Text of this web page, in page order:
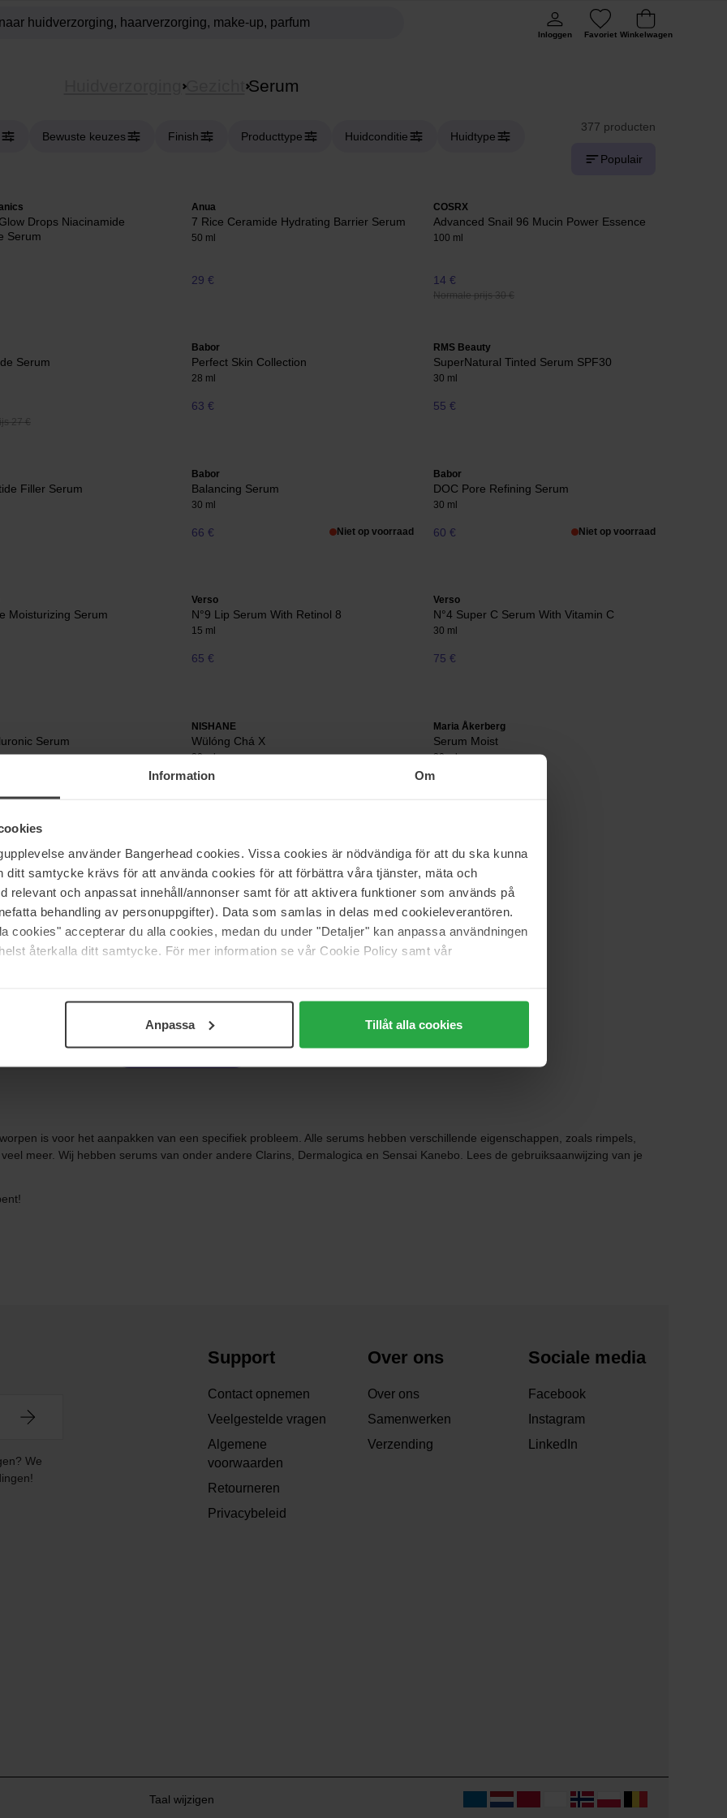
Information Om
använder Bangerhead cookies. Vissa cookies är nödvändiga för att du ska kunna
ditt samtycke krävs för att använda cookies för att förbättra våra tjänster, mäta och
relevant och anpassat innehåll/annonser samt för att aktivera funktioner som används på
behandling av personuppgifter). Data som samlas in delas med cookieleverantören.
cookies" accepterar du alla cookies, medan du under "Detaljer" kan anpassa användningen
återkalla ditt samtycke. För mer information se vår Cookie Policy samt vår
Anpassa Tillåt alla cookies
Inloggen Favoriet Winkelwagen
Gezicht Serum
Bewuste keuzes Finish Producttype Huidconditie Huidtype
377 producten
Populair
Drops Niacinamide
Serum
Anua
7 Rice Ceramide Hydrating Barrier Serum
50 ml
29 €
COSRX
Advanced Snail 96 Mucin Power Essence
100 ml
14 €
Normale prijs 30 €
Serum
27 €
Babor
Perfect Skin Collection
28 ml
63 €
RMS Beauty
SuperNatural Tinted Serum SPF30
30 ml
55 €
Filler Serum
Babor
Balancing Serum
30 ml
66 € Niet op voorraad
Babor
DOC Pore Refining Serum
30 ml
60 € Niet op voorraad
Moisturizing Serum
Verso
N°9 Lip Serum With Retinol 8
15 ml
65 €
Verso
N°4 Super C Serum With Vitamin C
30 ml
75 €
Serum
NISHANE
Wülóng Chá X
30 ml
236 €
Maria Åkerberg
Serum Moist
30 ml
30 €
156 €
Dr. Ceuracle
Azelaic 10 & Madeca Ampoule
26 € Niet op voorraad
Exuviance
Radiance Serum
85 €
Meer tonen
is voor het aanpakken van een specifiek probleem. Alle serums hebben verschillende eigenschappen, zoals rimpels,
meer. Wij hebben serums van onder andere Clarins, Dermalogica en Sensai Kanebo. Lees de gebruiksaanwijzing van je
We
Support
Contact opnemen
Veelgestelde vragen
Algemene
voorwaarden
Retourneren
Privacybeleid
Over ons
Over ons
Samenwerken
Verzending
Sociale media
Facebook
Instagram
LinkedIn
Taal wijzigen